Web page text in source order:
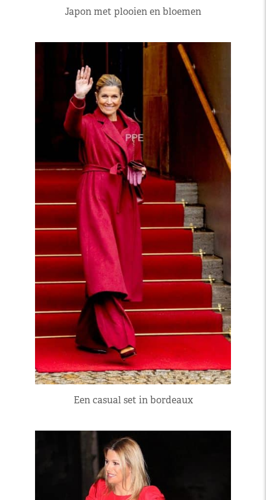
Japon met plooien en bloemen
Een casual set in bordeaux